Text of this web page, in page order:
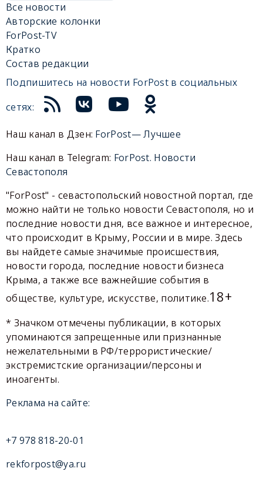
Все новости
Авторские колонки
ForPost-TV
Кратко
Состав редакции
Подпишитесь на новости ForPost в социальных
сетях:
Наш канал в Дзен: ForPost— Лучшее
Наш канал в Telegram: ForPost. Новости
Севастополя
"ForPost" - севастопольский новостной портал, где
можно найти не только новости Севастополя, но и
последние новости дня, все важное и интересное,
что происходит в Крыму, России и в мире. Здесь
вы найдете самые значимые происшествия,
новости города, последние новости бизнеса
Крыма, а также все важнейшие события в
обществе, культуре, искусстве, политике.18+
* Значком отмечены публикации, в которых
упоминаются запрещенные или признанные
нежелательными в РФ/террористические/
экстремистские организации/персоны и
иноагенты.
Реклама на сайте:
+7 978 818-20-01
rekforpost@ya.ru